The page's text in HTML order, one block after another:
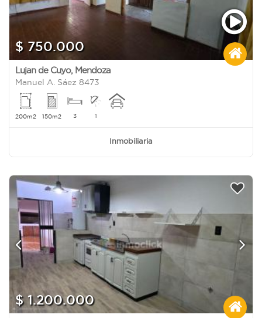
$ 750.000
Lujan de Cuyo, Mendoza
Manuel A. Sáez 8473
200m2 150m2 3 1
Inmobiliaria
$ 1.200.000